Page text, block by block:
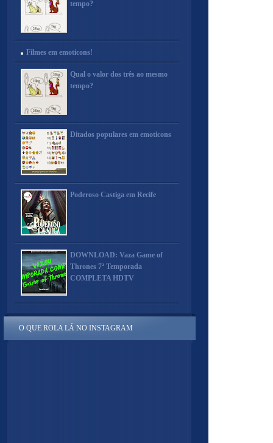
tempo?
Filmes em emoticons!
Qual o valor dos três ao mesmo
tempo?
Ditados populares em emoticons
Poderoso Castiga em Recife
DOWNLOAD: Vaza Game of
Thrones 7ª Temporada
COMPLETA HDTV
O QUE ROLA LÁ NO INSTAGRAM